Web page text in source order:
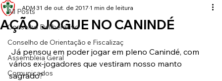
All Posts
Conselho Deliberativo
Conselho de Orientação e Fiscalizaç
Assembleia Geral
Comunicados
AÇÃO JOGUE NO CANINDÉ
ADM 31 de out. de 2017 1 min de leitura
vários ex-jogadores que vestiram nosso manto
sagrado?